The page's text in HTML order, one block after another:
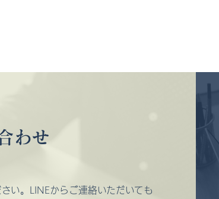
わせ
い。LINEからご連絡いただいても